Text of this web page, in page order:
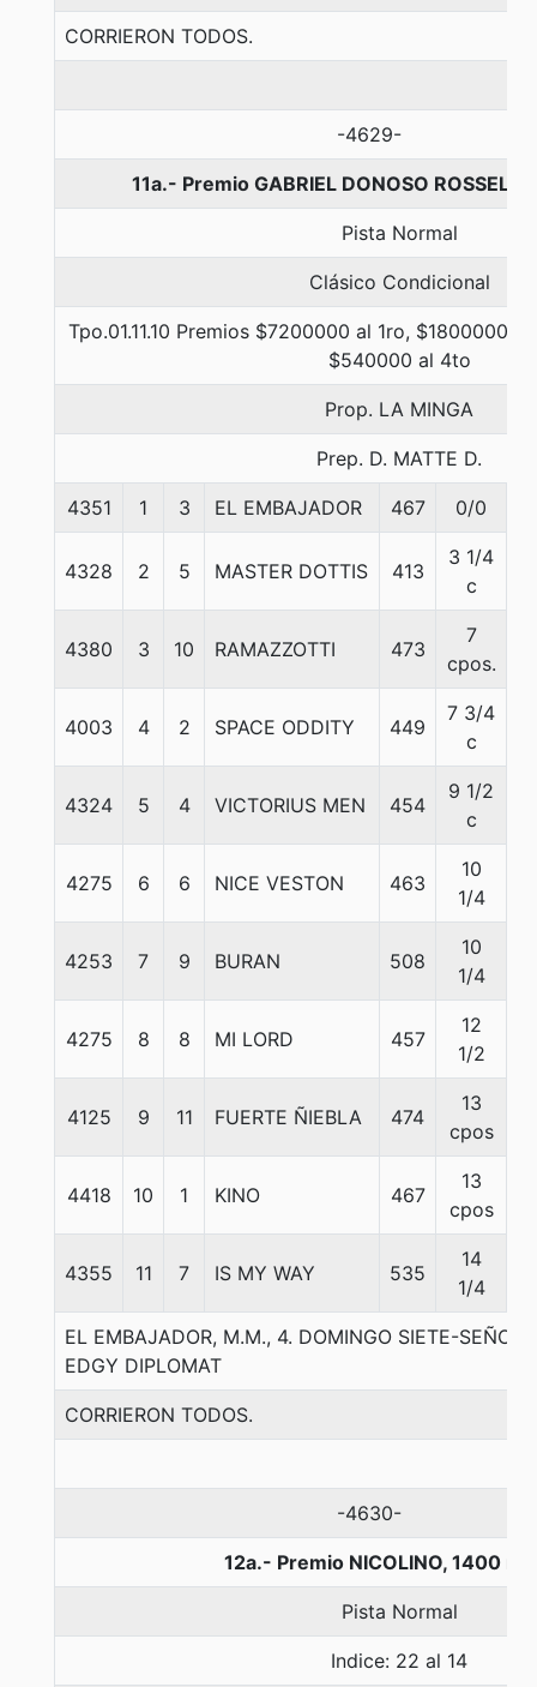
CORRIERON TODOS.
-4629-
11a.- Premio GABRIEL DONOSO
Pista Normal
Clásico Condicional
Tpo.01.11.10 Premios $7200000 al 1ro, $1800000
$540000 al 4to
Prop. LA MINGA
Prep. D. MATTE D.
4351 1 3 EL EMBAJADOR 467 0/0
4328 2 5 MASTER DOTTIS 413
3 1/4
c
4380 3 10 RAMAZZOTTI 473
7
cpos.
4003 4 2 SPACE ODDITY 449
7 3/4
c
4324 5 4 VICTORIUS MEN 454
9 1/2
c
4275 6 6 NICE VESTON 463
10
1/4
4253 7 9 BURAN 508
10
1/4
4275 8 8 MI LORD 457
12
1/2
4125 9 11 FUERTE ÑIEBLA 474
13
cpos
4418 10 1 KINO 467
13
cpos
4355 11 7 IS MY WAY 535
14
1/4
EL EMBAJADOR, M.M., 4. DOMINGO SIETE-
EDGY DIPLOMAT
CORRIERON TODOS.
-4630-
12a.- Premio NICOLINO, 1400
Pista Normal
Indice: 22 al 14